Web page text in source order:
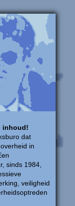
inhoud!
dat
in
sinds 1984,
veiligheid